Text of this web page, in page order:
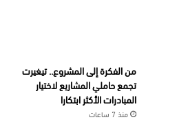
من الفكرة إلى المشروع.. تيغيرت
تجمع حاملي المشاريع لاختيار
المبادرات الأكثر ابتكارا
منذ 7 ساعات